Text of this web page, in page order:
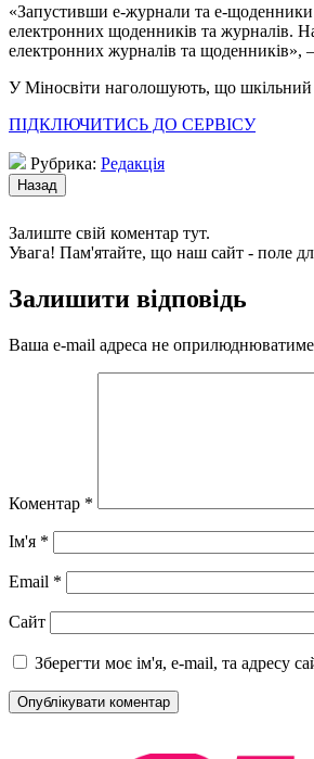
«Запустивши е-журнали та е-щоденники
електронних щоденників та журналів.
електронних журналів та щоденників», –
У Міносвіти наголошують, що шкільний
ПІДКЛЮЧИТИСЬ ДО СЕРВІСУ
Рубрика: Редакція
Залиште свій коментар тут.
Увага! Пам'ятайте, що наш сайт - поле
Залишити відповідь
Ваша e-mail адреса не
Коментар *
Ім'я *
Email *
Сайт
Зберегти моє ім'я, e-mail, та адресу